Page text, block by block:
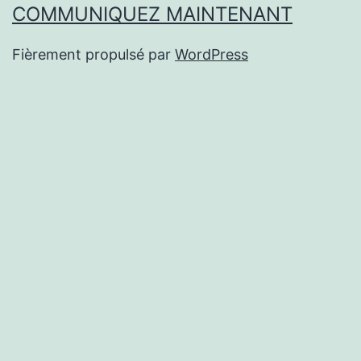
COMMUNIQUEZ MAINTENANT
Fièrement propulsé par WordPress